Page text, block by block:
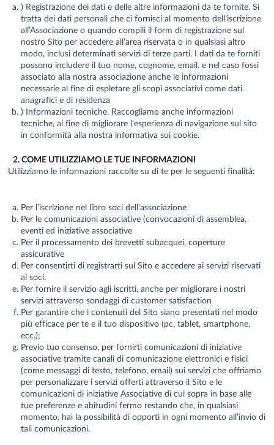
) Registrazione dei dati e delle altre informazioni da te fornite. Si
tratta dei dati personali che ci fornisci al momento dell’iscrizione
all’Associazione o quando compili il form di registrazione sul
nostro Sito per accedere all’area riservata o in qualsiasi altro
modo, inclusi determinati servizi di terze parti. I dati da te forniti
possono includere il tuo nome, cognome, email. e nel caso fossi
associato alla nostra associazione anche le informazioni
necessarie al fine di espletare gli scopi associativi come dati
anagrafici e di residenza
) Informazioni tecniche. Raccogliamo anche informazioni
tecniche, al fine di migliorare l’esperienza di navigazione sul sito
in conformità alla nostra informativa sui cookie.
2. COME UTILIZZIAMO LE TUE INFORMAZIONI
Utilizziamo le informazioni raccolte su di te per le seguenti finalità:
Per l’iscrizione nel libro soci dell’associazione
Per le comunicazioni associative (convocazioni di assemblea,
eventi ed iniziative associative
Per il processamento dei brevetti subacquei, coperture
assicurative
Per consentirti di registrarti sul Sito e accedere ai servizi riservati
ai soci.
Per fornire il servizio agli iscritti, anche per migliorare i nostri
servizi attraverso sondaggi di customer satisfaction
Per garantire che i contenuti del Sito siano presentati nel modo
più efficace per te e il tuo dispositivo (pc, tablet, smartphone,
ecc.);
Previo tuo consenso, per fornirti comunicazioni di iniziative
associative tramite canali di comunicazione elettronici e fisici
(come messaggi di testo, telefono, email) sui servizi che offriamo
per personalizzare i servizi offerti attraverso il Sito e le
comunicazioni di iniziative Associative di cui sopra in base alle
tue preferenze e abitudini fermo restando che, in qualsiasi
momento, hai la possibilità di opporti in ogni momento all’invio di
tali comunicazioni.